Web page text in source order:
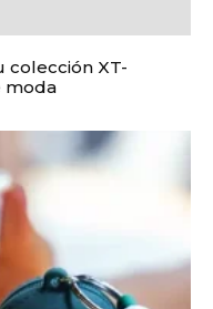
colección XT-
moda